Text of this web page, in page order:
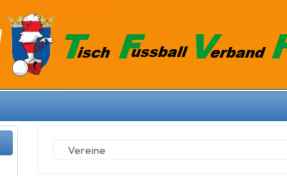
Vereine